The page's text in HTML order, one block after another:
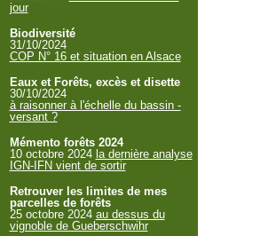
jour
Biodiversité
31/10/2024
COP N° 16 et situation en Alsace
Eaux et Forêts, excès et disette
30/10/2024
à raisonner à l'échelle du bassin -
versant ?
Mémento forêts 2024
10 octobre 2024 la dernière analyse
IGN-IFN vient de sortir
Retrouver les limites de mes
parcelles de forêts
25 octobre 2024 au dessus du
vignoble de Gueberschwihr